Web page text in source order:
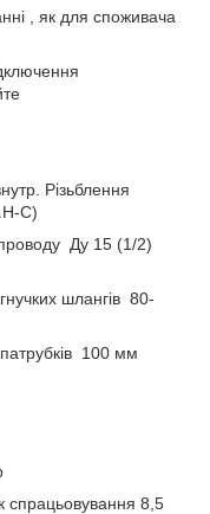
, як для споживача
Різьблення
C)
Ду 15 (1/2)
шлангів 80-
100 мм
спрацьовування 8,5